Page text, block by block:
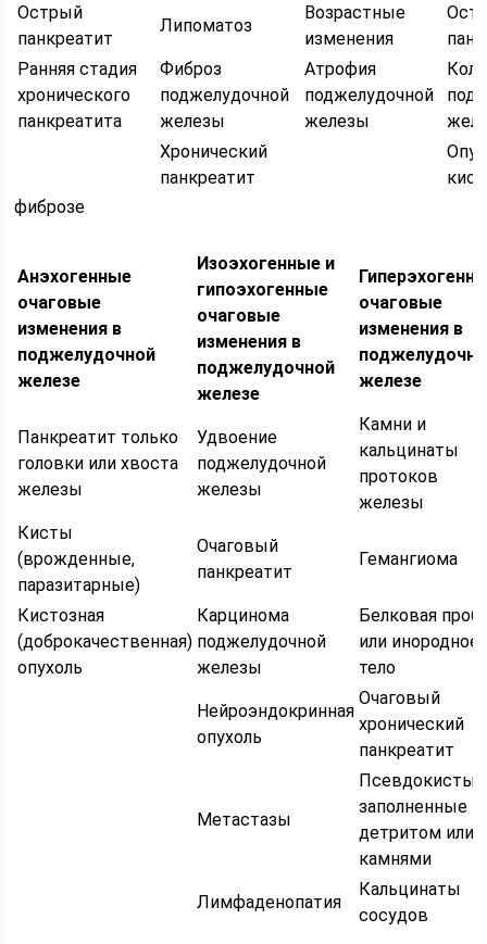
Острый
панкреатит
Липоматоз
Возрастные
изменения
Ранняя стадия
хронического
панкреатита
Фиброз
поджелудочной
железы
Атрофия
поджелудочной
железы
Хронический
панкреатит
фиброзе
Анэхогенные
очаговые
изменения в
поджелудочной
железе
Изоэхогенные и
гипоэхогенные
очаговые
изменения в
поджелудочной
железе
очаговые
изменения в
железе
Панкреатит только
головки или хвоста
железы
Удвоение
поджелудочной
железы
Камни и
кальцинаты
протоков
железы
Кисты
(врожденные,
паразитарные)
Очаговый
панкреатит
Гемангиома
Кистозная
(доброкачественная)
опухоль
Карцинома
поджелудочной
железы
Белковая
или инородное
тело
Нейроэндокринная
опухоль
Очаговый
хронический
панкреатит
Метастазы
Псевдокисты,
заполненные
детритом или
камнями
Лимфаденопатия
Кальцинаты
сосудов